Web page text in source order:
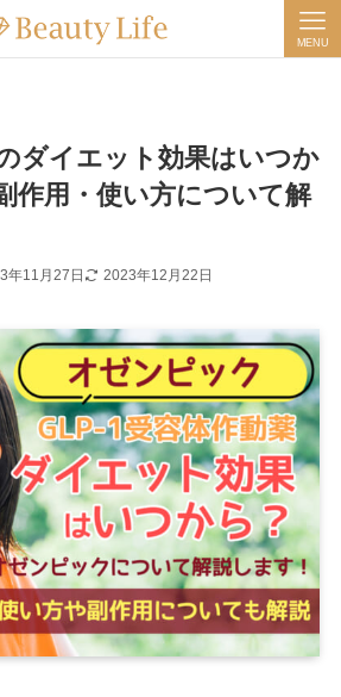
MENU
ダイエット効果はいつか
作用・使い方について解
年11月27日 2023年12月22日